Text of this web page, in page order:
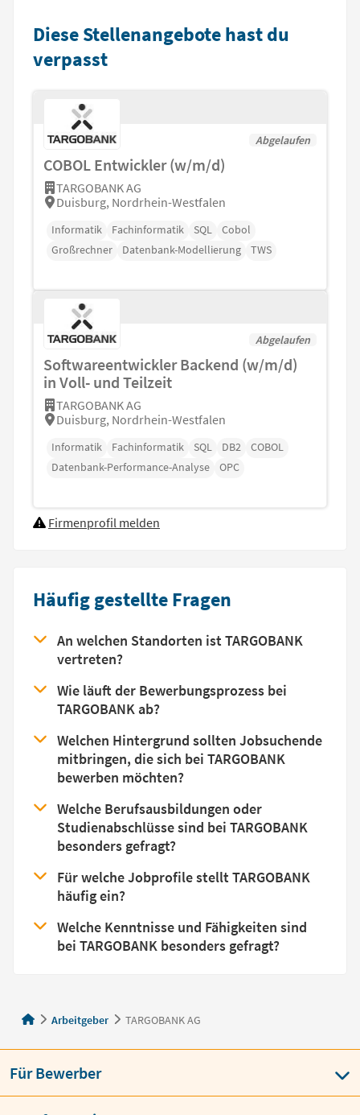
Diese Stellenangebote hast du
verpasst
Abgelaufen
COBOL Entwickler (w/m/d)
TARGOBANK AG
Duisburg, Nordrhein-Westfalen
Informatik Fachinformatik SQL
Cobol
Großrechner
Datenbank-Modellierung TWS
Abgelaufen
Softwareentwickler Backend (w/m/d)
in Voll- und Teilzeit
TARGOBANK AG
Duisburg, Nordrhein-Westfalen
Informatik Fachinformatik SQL DB2
COBOL
Datenbank-Performance-Analyse
OPC
Firmenprofil melden
Häufig gestellte Fragen
An welchen Standorten ist TARGOBANK
vertreten?
Wie läuft der Bewerbungsprozess bei
TARGOBANK ab?
Welchen Hintergrund sollten Jobsuchende
mitbringen, die sich bei TARGOBANK
bewerben möchten?
Welche Berufsausbildungen oder
Studienabschlüsse sind bei TARGOBANK
besonders gefragt?
Für welche Jobprofile stellt TARGOBANK
häufig ein?
Welche Kenntnisse und Fähigkeiten sind
bei TARGOBANK besonders gefragt?
Arbeitgeber TARGOBANK AG
Für Bewerber